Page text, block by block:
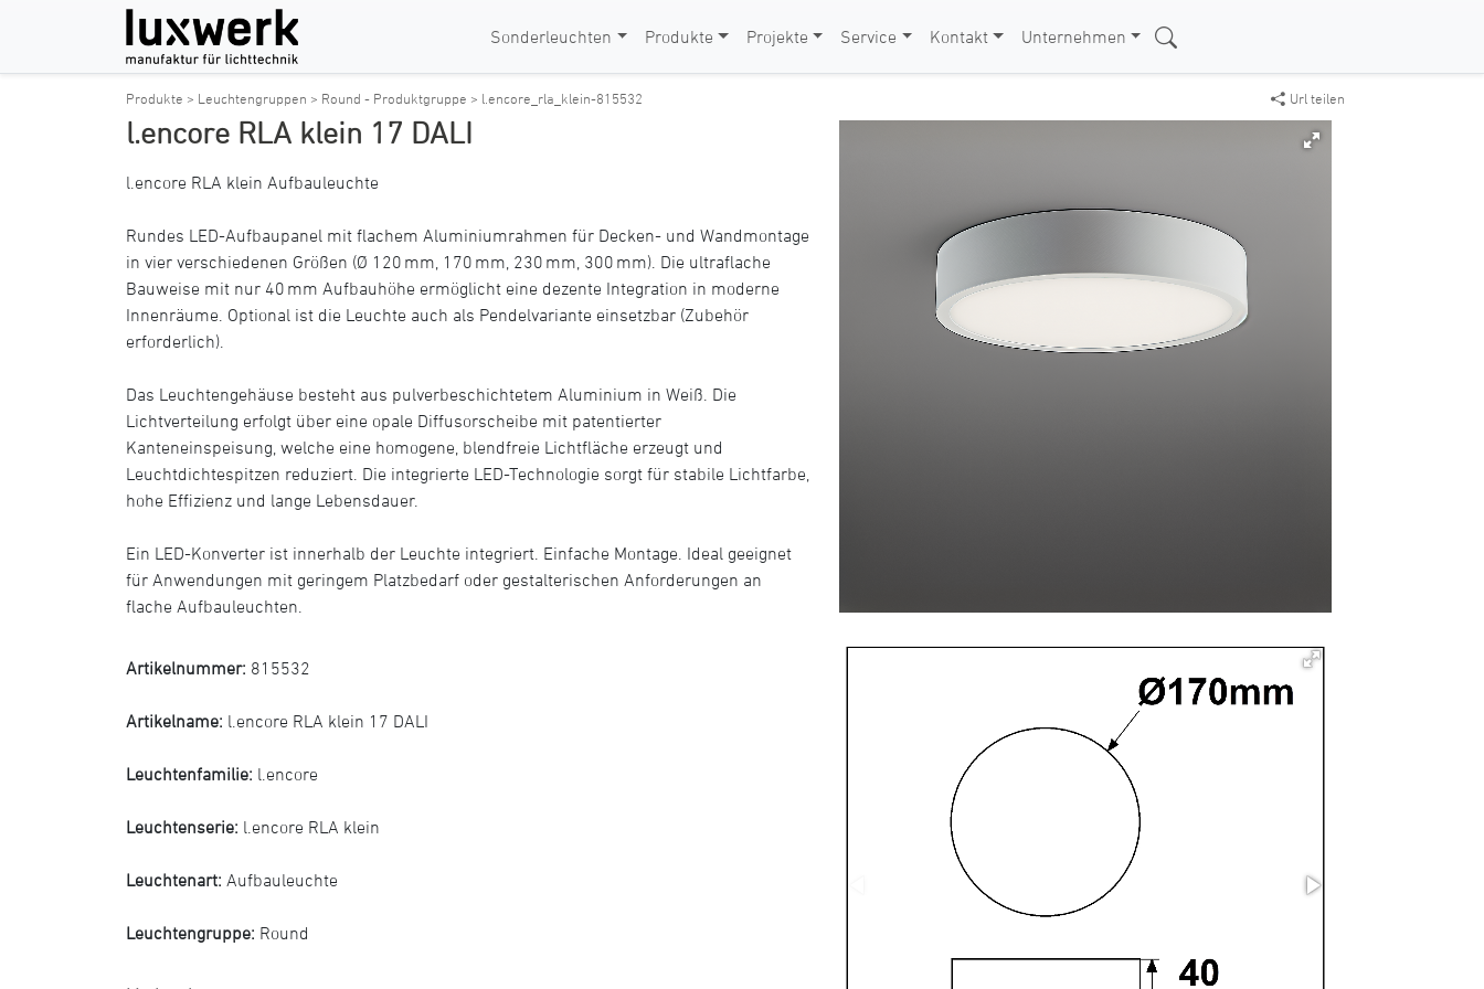
Sonderleuchten Produkte Projekte Service Kontakt Unternehmen
Produkte > Leuchtengruppen > Round - Produktgruppe > l.encore_rla_klein-815532 Url teilen
l.encore RLA klein 17 DALI
l.encore RLA klein Aufbauleuchte
Rundes LED-Aufbaupanel mit flachem Aluminiumrahmen für Decken- und Wandmontage
in vier verschiedenen Größen (Ø 120 mm, 170 mm, 230 mm, 300 mm). Die ultraflache
Bauweise mit nur 40 mm Aufbauhöhe ermöglicht eine dezente Integration in moderne
Innenräume. Optional ist die Leuchte auch als Pendelvariante einsetzbar (Zubehör
erforderlich).
Das Leuchtengehäuse besteht aus pulverbeschichtetem Aluminium in Weiß. Die
Lichtverteilung erfolgt über eine opale Diffusorscheibe mit patentierter
Kanteneinspeisung, welche eine homogene, blendfreie Lichtfläche erzeugt und
Leuchtdichtespitzen reduziert. Die integrierte LED-Technologie sorgt für stabile Lichtfarbe,
hohe Effizienz und lange Lebensdauer.
Ein LED-Konverter ist innerhalb der Leuchte integriert. Einfache Montage. Ideal geeignet
für Anwendungen mit geringem Platzbedarf oder gestalterischen Anforderungen an
flache Aufbauleuchten.
Artikelnummer: 815532
Artikelname: l.encore RLA klein 17 DALI
Leuchtenfamilie: l.encore
Leuchtenserie: l.encore RLA klein
Leuchtenart: Aufbauleuchte
Leuchtengruppe: Round